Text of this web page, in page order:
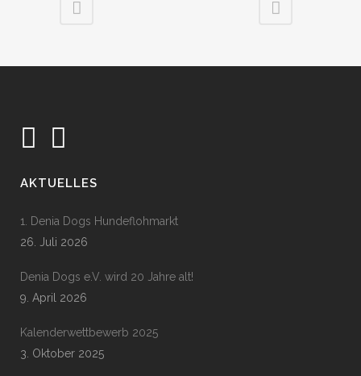
AKTUELLES
1. Denia Dogs Hundeflohmarkt
26. Juli 2026
Denia Dogs e.V. wird 20 Jahre alt!
9. April 2026
Kalenderwettbewerb 2025
3. Oktober 2025